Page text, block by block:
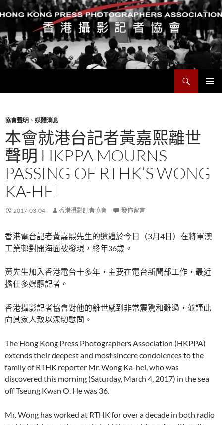
要
容
協會聲明 、 媒體消息
本會就港台記者黃嘉熙離世
聲明 HKPPA MOURNS
PASSING OF RTHK’S WONG
KA-HEI
2017-03-04 香港攝影記者協會 發佈留言
香港電台記者黃嘉熙先生的遺體於今日（3月4日）在將軍澳
工業邨對開海面被發現，終年36歲。
黃先生加入香港電台十多年，主要在電台新聞部工作，最近
擔任多媒體記者。
香港攝影記者協會對他的離世感到非常震驚和難過，並謹此
向其家人致以深切慰問。
The Hong Kong Press Photographers Association (HKPPA)
extends their deepest and most sincere condolences to the
family of RTHK reporter Mr. Wong Ka-hei, who was
discovered this morning (Saturday, March 4, 2017) in the sea
off Tseung Kwan O. He was 36.
Mr. Wong has worked at RTHK for over a decade in both radio